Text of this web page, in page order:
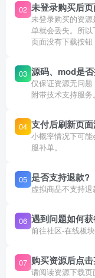
02 未登录购买后
未登录购买的资
单就会丢失。所
页面没有下载按钮
03 源码、mod是
仅保证资源无问
附带技术支持服务。
04 支付后刷新页
小概率情况下可
服补单。
05 是否支持退款?
虚拟商品不支持退
06 遇到问题如何
前往社区-在线板
07 购买资源后点
请阅读资源下载页